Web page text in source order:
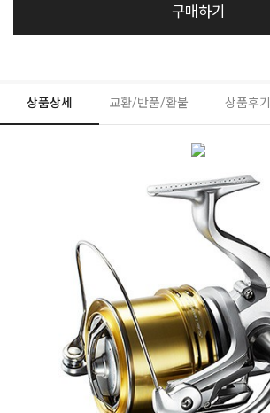
구매하기
상품상세 교환/반품/환불 상품후기